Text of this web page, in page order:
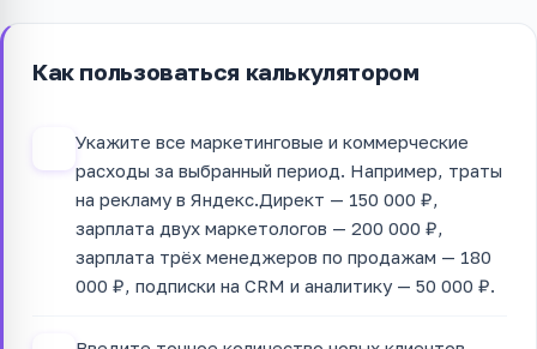
Как пользоваться калькулятором
Укажите все маркетинговые и коммерческие
расходы за выбранный период. Например, траты
на рекламу в Яндекс.Директ — 150 000 ₽,
зарплата двух маркетологов — 200 000 ₽,
зарплата трёх менеджеров по продажам — 180
000 ₽, подписки на CRM и аналитику — 50 000 ₽.